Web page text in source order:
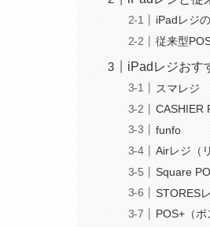
iPadレジ
従来型
iPadレジおす
スマレジ
CASHIER
funfo
Airレジ（
Square
STORES
POS+（ポ